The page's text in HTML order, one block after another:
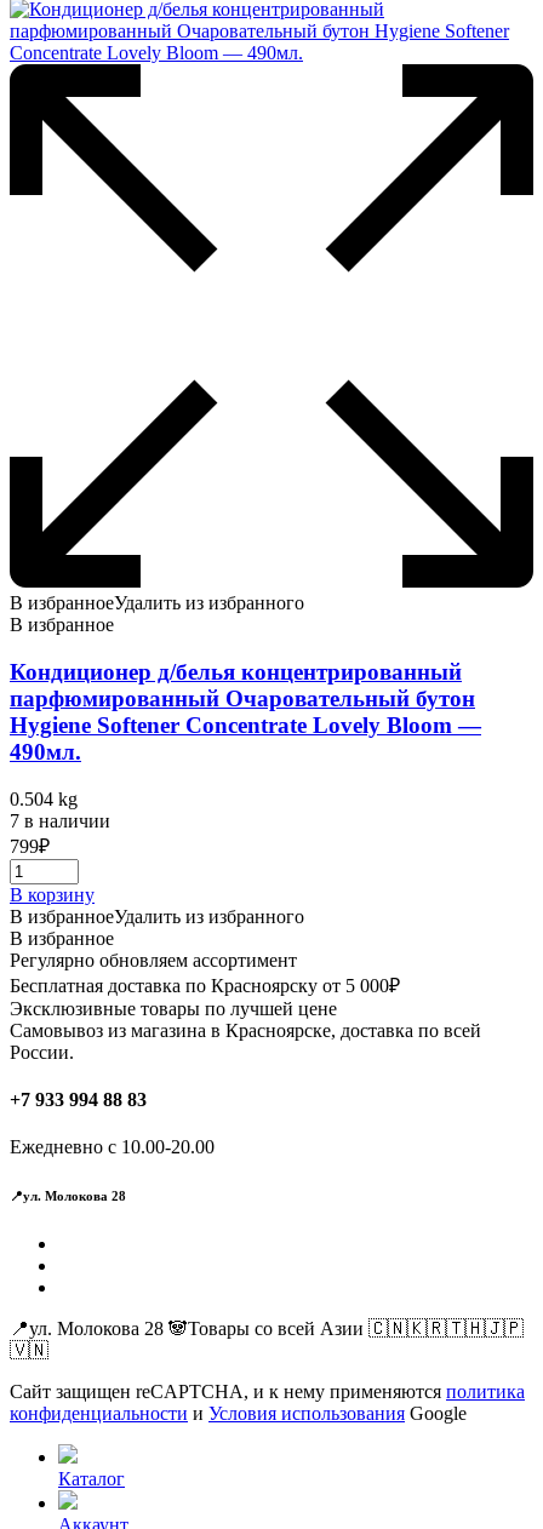
В избранноеУдалить из избранного
В избранное
Кондиционер д/белья концентрированный
парфюмированный Очаровательный бутон
Hygiene Softener Concentrate Lovely Bloom —
490мл.
0.504 kg
7 в наличии
799₽
В корзину
В избранноеУдалить из избранного
В избранное
Регулярно обновляем ассортимент
Бесплатная доставка по Красноярску от 5 000₽
Эксклюзивные товары по лучшей цене
Самовывоз из магазина в Красноярске, доставка по всей
России.
+7 933 994 88 83
Ежедневно с 10.00-20.00
📍ул. Молокова 28
📍ул. Молокова 28 🐼Товары со всей Азии 🇨🇳🇰🇷🇹🇭🇯🇵
🇻🇳
Сайт защищен reCAPTCHA, и к нему применяются политика
конфиденциальности и Условия использования Google
Каталог